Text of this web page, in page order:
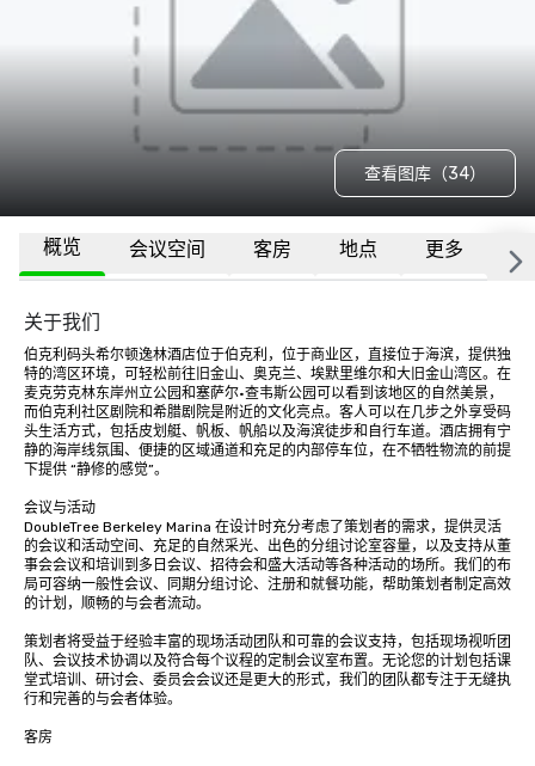
查看图库（34）
概览 会议空间 客房 地点 更多 常
关于我们
伯克利码头希尔顿逸林酒店位于伯克利，位于商业区，直接位于海滨，提供独
特的湾区环境，可轻松前往旧金山、奥克兰、埃默里维尔和大旧金山湾区。在
麦克劳克林东岸州立公园和塞萨尔·查韦斯公园可以看到该地区的自然美景，
而伯克利社区剧院和希腊剧院是附近的文化亮点。客人可以在几步之外享受码
头生活方式，包括皮划艇、帆板、帆船以及海滨徒步和自行车道。酒店拥有宁
静的海岸线氛围、便捷的区域通道和充足的内部停车位，在不牺牲物流的前提
下提供 “静修的感觉”。
会议与活动
DoubleTree Berkeley Marina 在设计时充分考虑了策划者的需求，提供灵活
的会议和活动空间、充足的自然采光、出色的分组讨论室容量，以及支持从董
事会会议和培训到多日会议、招待会和盛大活动等各种活动的场所。我们的布
局可容纳一般性会议、同期分组讨论、注册和就餐功能，帮助策划者制定高效
的计划，顺畅的与会者流动。
策划者将受益于经验丰富的现场活动团队和可靠的会议支持，包括现场视听团
队、会议技术协调以及符合每个议程的定制会议室布置。无论您的计划包括课
堂式培训、研讨会、委员会会议还是更大的形式，我们的团队都专注于无缝执
行和完善的与会者体验。
客房